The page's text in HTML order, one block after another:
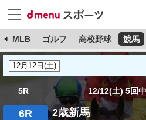
MLB ゴルフ 高校野球 競馬
5R 12/12(土) 5回
6R 2歳新馬